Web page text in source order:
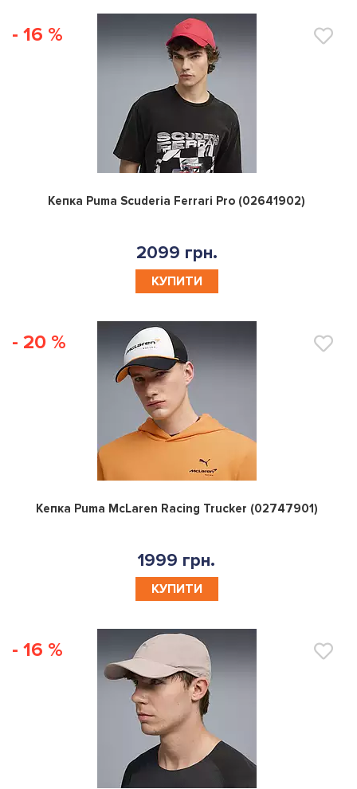
- 16 %
0
Кепка Puma Scuderia Ferrari Pro (02641902)
2099 грн.
КУПИТИ
- 20 %
0
Кепка Puma McLaren Racing Trucker (02747901)
1999 грн.
КУПИТИ
- 16 %